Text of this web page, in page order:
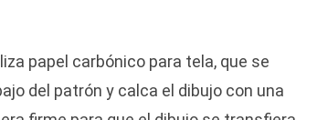
papel carbónico para tela, que se
del patrón y calca el dibujo con una